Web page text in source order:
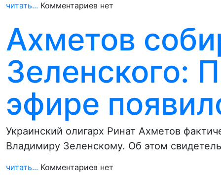
читать... Комментариев нет
Ахметов
Зеленского:
эфире
Украинский олигарх Ринат Ахметов
Владимиру Зеленскому. Об этом
читать... Комментариев нет